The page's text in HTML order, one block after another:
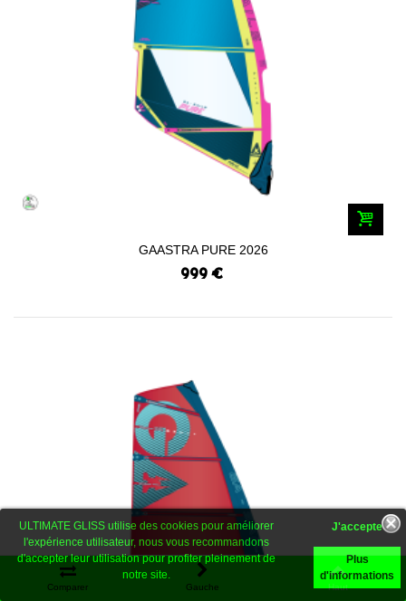
ULTIMATE GLISS utilise des cookies pour améliorer
l'expérience utilisateur, nous vous recommandons
d'accepter leur utilisation pour profiter pleinement de
notre site.
Plus
d'informations
GAASTRA PURE 2026
999 €
Comparer Gauche Haut